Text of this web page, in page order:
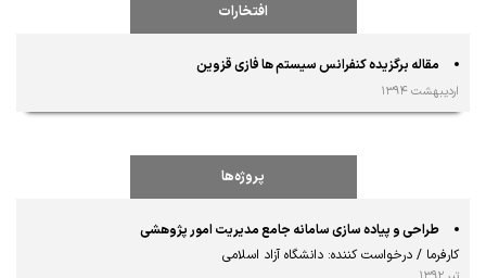
افتخارات
مقاله برگزیده کنفرانس سیستم ها فازی قزوین
اردیبهشت ۱۳۹۴
پروژه‌ها
طراحی و پیاده سازی سامانه جامع مديريت امور پژوهشی
کارفرما / درخواست کننده: دانشگاه آزاد اسلامی